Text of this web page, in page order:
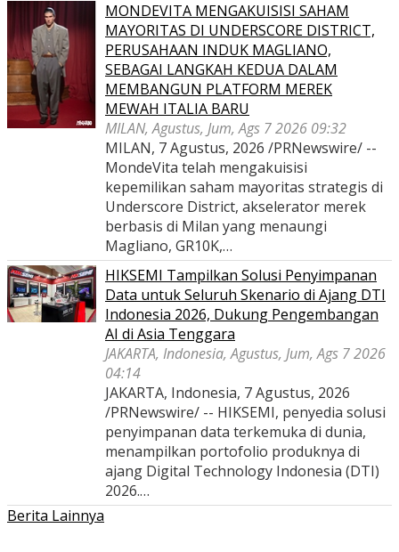
MONDEVITA MENGAKUISISI SAHAM
MAYORITAS DI UNDERSCORE DISTRICT,
PERUSAHAAN INDUK MAGLIANO,
SEBAGAI LANGKAH KEDUA DALAM
MEMBANGUN PLATFORM MEREK
MEWAH ITALIA BARU
MILAN, Agustus, Jum, Ags 7 2026 09:32
MILAN, 7 Agustus, 2026 /PRNewswire/ --
MondeVita telah mengakuisisi
kepemilikan saham mayoritas strategis di
Underscore District, akselerator merek
berbasis di Milan yang menaungi
Magliano, GR10K,…
HIKSEMI Tampilkan Solusi Penyimpanan
Data untuk Seluruh Skenario di Ajang DTI
Indonesia 2026, Dukung Pengembangan
AI di Asia Tenggara
JAKARTA, Indonesia, Agustus, Jum, Ags 7 2026
04:14
JAKARTA, Indonesia, 7 Agustus, 2026
/PRNewswire/ -- HIKSEMI, penyedia solusi
penyimpanan data terkemuka di dunia,
menampilkan portofolio produknya di
ajang Digital Technology Indonesia (DTI)
2026.…
Berita Lainnya